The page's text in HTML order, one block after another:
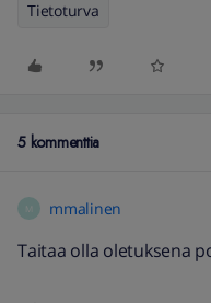
Tietoturva
5 kommenttia
M mmalinen
Taitaa olla oletuksena